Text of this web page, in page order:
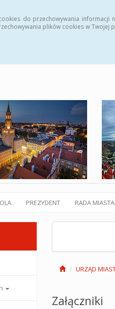
do przechowywania informacji
plików cookies w Twojej
PREZYDENT RADA MIASTA
URZĄD
Załączniki